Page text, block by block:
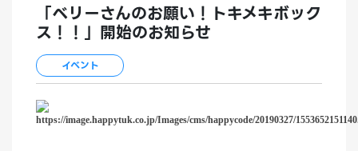
「ベリーさんのお願い！トキメキボック
ス！！」開始のお知らせ
イベント